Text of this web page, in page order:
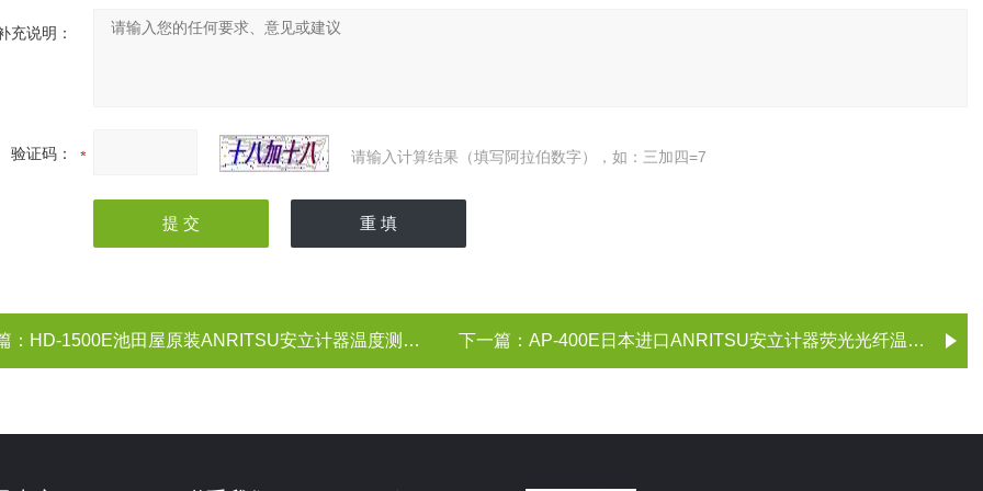
充说明：
验证码： 请输入计算结果（填写阿拉伯数字），如：三加四=7
： HD-1500E池田屋原装ANRITSU安立计器温度测量仪器 下一篇： AP-400E日本进口ANRITSU安立计器荧光光纤温度计